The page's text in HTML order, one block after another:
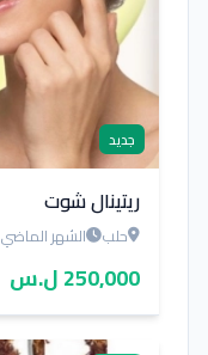
جديد
ريتينال شوت
حلب الشهر الماضي
250,000 ل.س